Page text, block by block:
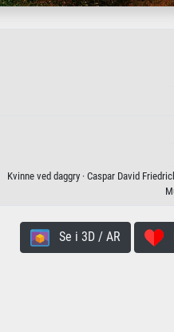
Kvinne ved daggry · Caspar David
Se i 3D / AR